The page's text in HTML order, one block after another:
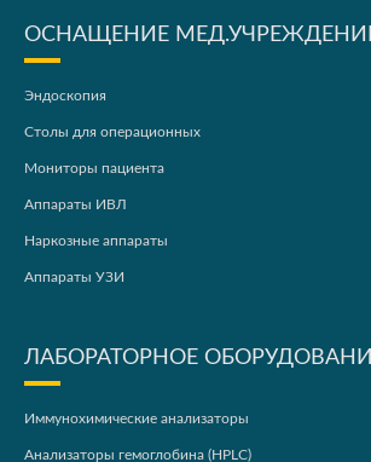
ОСНАЩЕНИЕ
Эндоскопия
Столы для операционных
Мониторы пациента
Аппараты ИВЛ
Наркозные аппараты
Аппараты УЗИ
ЛАБОРАТОРНОЕ
Иммунохимические анализаторы
Анализаторы гемоглобина (HPLC)